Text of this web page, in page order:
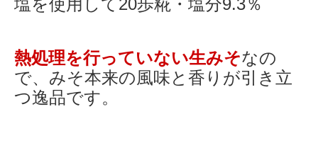
熱処理を行っていない生みそなの
で、みそ本来の風味と香りが引き立
つ逸品です。